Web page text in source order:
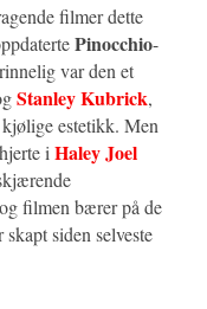
filmer dette
Pinocchio-
var den et
Stanley Kubrick,
estetikk. Men
i Haley Joel
filmen bærer på de
siden selveste